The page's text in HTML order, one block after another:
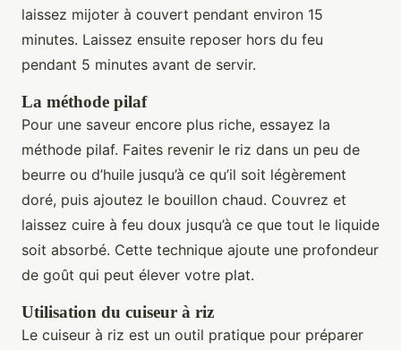
laissez mijoter à couvert pendant environ 15
minutes. Laissez ensuite reposer hors du feu
pendant 5 minutes avant de servir.
La méthode pilaf
Pour une saveur encore plus riche, essayez la
méthode pilaf. Faites revenir le riz dans un peu de
beurre ou d’huile jusqu’à ce qu’il soit légèrement
doré, puis ajoutez le bouillon chaud. Couvrez et
laissez cuire à feu doux jusqu’à ce que tout le liquide
soit absorbé. Cette technique ajoute une profondeur
de goût qui peut élever votre plat.
Utilisation du cuiseur à riz
Le cuiseur à riz est un outil pratique pour préparer